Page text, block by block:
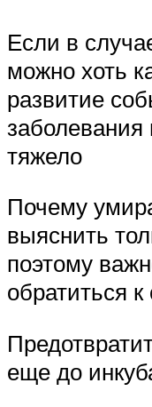
Если в
можно хоть
развитие
заболевания
тяжело
Почему
выяснить
поэтому
обратиться
еще до